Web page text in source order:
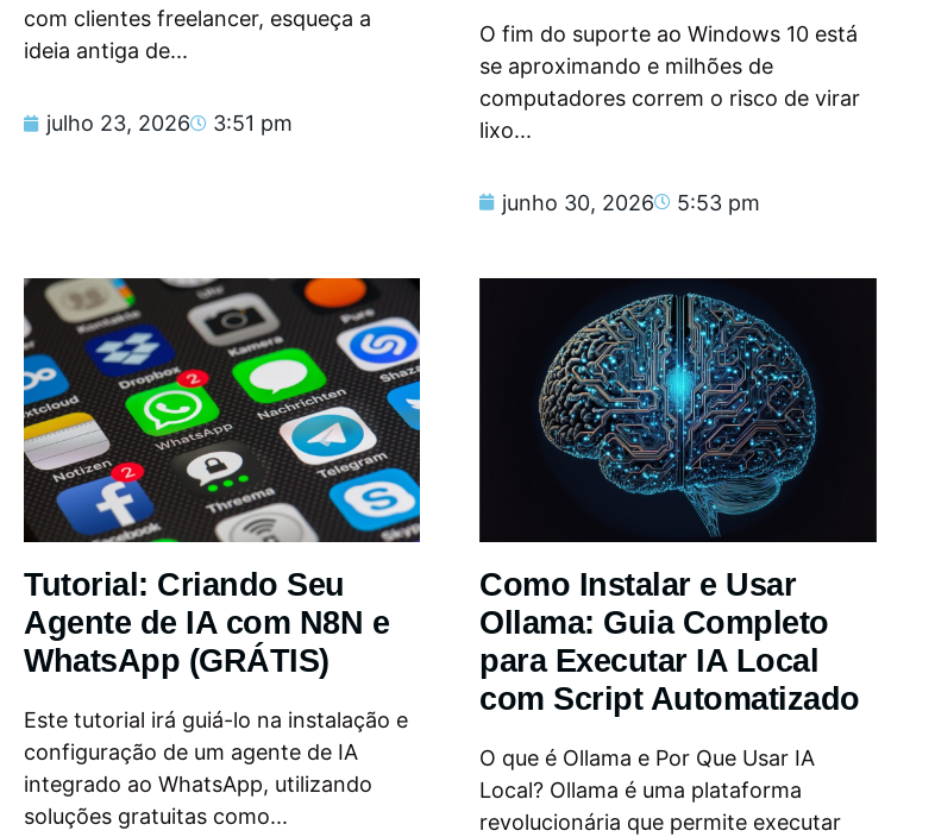
com clientes freelancer, esqueça a
ideia antiga de...
julho 23, 2026 3:51 pm
O fim do suporte ao Windows 10 está
se aproximando e milhões de
computadores correm o risco de virar
lixo...
junho 30, 2026 5:53 pm
Tutorial: Criando Seu
Agente de IA com N8N e
WhatsApp (GRÁTIS)
Este tutorial irá guiá-lo na instalação e
configuração de um agente de IA
integrado ao WhatsApp, utilizando
soluções gratuitas como...
Como Instalar e Usar
Ollama: Guia Completo
para Executar IA Local
com Script Automatizado
O que é Ollama e Por Que Usar IA
Local? Ollama é uma plataforma
revolucionária que permite executar